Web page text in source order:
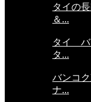
タイの
＆...
タイ バ
タ...
バンコ
ナ...